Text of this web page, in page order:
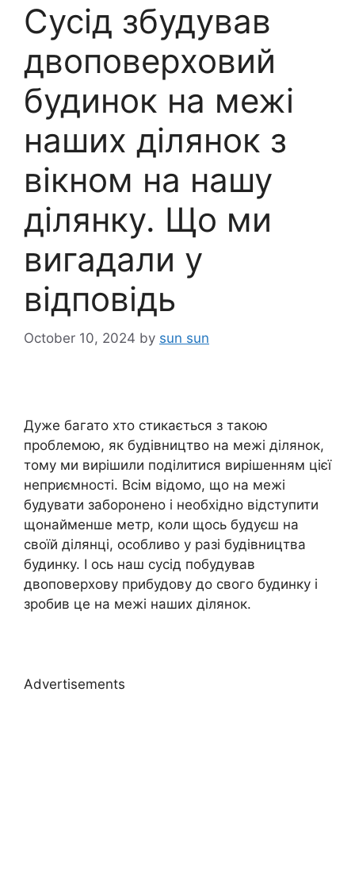
Сусід збудував
двоповерховий
будинок на межі
наших ділянок з
вікном на нашу
ділянку. Що ми
вигадали у
відповідь
October 10, 2024 by sun sun
Дуже багато хто стикається з такою
проблемою, як будівництво на межі ділянок,
тому ми вирішили поділитися вирішенням цієї
неприємності. Всім відомо, що на межі
будувати заборонено і необхідно відступити
щонайменше метр, коли щось будуєш на
своїй ділянці, особливо у разі будівництва
будинку. І ось наш сусід побудував
двоповерхову прибудову до свого будинку і
зробив це на межі наших ділянок.
Advertisements